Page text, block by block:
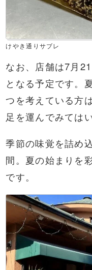
けやき通りサブレ
なお、店舗は7月
となる予定です。
つを考えている方
足を運んでみては
季節の味覚を詰め
間。夏の始まりを
です。